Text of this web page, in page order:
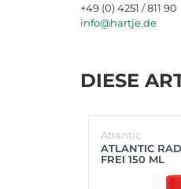
+49 (0) 4251 / 811 90
info@hartje.de
DIESE
Atlantic
ATLANTIC
FREI 150 ML